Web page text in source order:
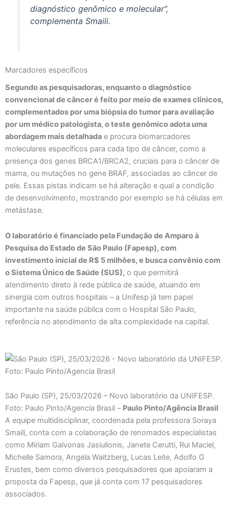
diagnóstico genômico e molecular”,
complementa Smaili.
Marcadores específicos
Segundo as pesquisadoras, enquanto o diagnóstico
convencional de câncer é feito por meio de exames clínicos,
complementados por uma biópsia do tumor para avaliação
por um médico patologista, o teste genômico adota uma
abordagem mais detalhada e procura biomarcadores
moleculares específicos para cada tipo de câncer, como a
presença dos genes BRCA1/BRCA2, cruciais para o câncer de
mama, ou mutações no gene BRAF, associadas ao câncer de
pele. Essas pistas indicam se há alteração e qual a condição
de desenvolvimento, mostrando por exemplo se há células em
metástase.
O laboratório é financiado pela Fundação de Amparo à
Pesquisa do Estado de São Paulo (Fapesp), com
investimento inicial de R$ 5 milhões, e busca convênio com
o Sistema Único de Saúde (SUS), o que permitirá
atendimento direto à rede pública de saúde, atuando em
sinergia com outros hospitais – a Unifesp já tem papel
importante na saúde pública com o Hospital São Paulo,
referência no atendimento de alta complexidade na capital.
São Paulo (SP), 25/03/2026 – Novo laboratório da UNIFESP.
Foto: Paulo Pinto/Agencia Brasil – Paulo Pinto/Agência Brasil
A equipe multidisciplinar, coordenada pela professora Soraya
Smaili, conta com a colaboração de renomados especialistas
como Miriam Galvonas Jasiulionis, Janete Cerutti, Rui Maciel,
Michelle Samora, Angela Waitzberg, Lucas Leite, Adolfo G
Erustes, bem como diversos pesquisadores que apoiaram a
proposta da Fapesp, que já conta com 17 pesquisadores
associados.